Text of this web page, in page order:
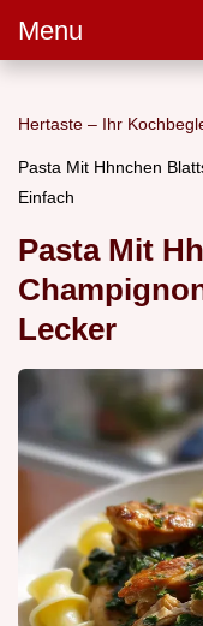
Menu
Hertaste – Ihr
Pasta Mit Hhnchen
Einfach
Pasta Mit
Lecker